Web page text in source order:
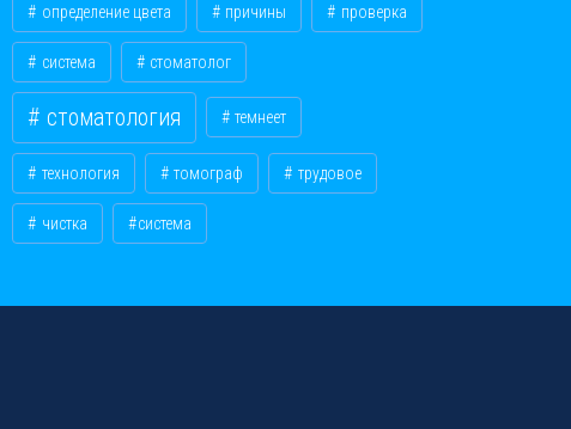
определение цвета причины проверка
система стоматолог
стоматология темнеет
технология томограф трудовое
чистка ​система